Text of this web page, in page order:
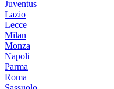
Juventus
Lazio
Lecce
Milan
Monza
Napoli
Parma
Roma